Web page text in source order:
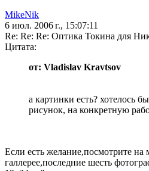
MikeNik
6 июл. 2006 г., 15:07:11
Re: Re: Re: Оптика Токина для
Цитата:
от: Vladislav Kravtsov
а картинки есть? хотелось
рисунок, на конкретную
Если есть желание,посмотрите на
галлерее,последние шесть